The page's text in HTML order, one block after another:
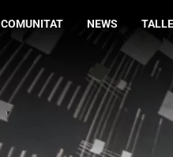
COMUNITAT NEWS